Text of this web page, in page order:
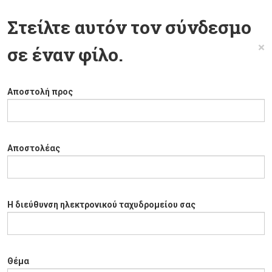
Στείλτε αυτόν τον σύνδεσμο
σε έναν φίλο.
×
Αποστολή προς
Αποστολέας
Η διεύθυνση ηλεκτρονικού ταχυδρομείου σας
Θέμα